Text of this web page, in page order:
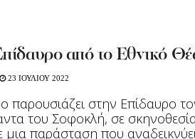
από το Εθνικό
23 ΙΟΥΛΙΟΥ 2022
παρουσιάζει στην Επίδαυρο
του Σοφοκλή, σε
παράσταση που